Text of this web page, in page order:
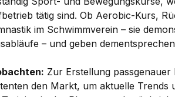
tätig sind. Ob Aerobic-Kurs,
im Schwimmverein – sie
– und geben
Zur Erstellung
den Markt, um aktuelle Trends